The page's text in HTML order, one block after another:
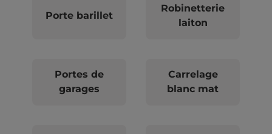
Porte barillet
Robinetterie
laiton
Portes de
garages
Carrelage
blanc mat